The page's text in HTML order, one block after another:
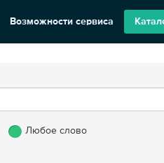
Возможности сервиса
Любое слово